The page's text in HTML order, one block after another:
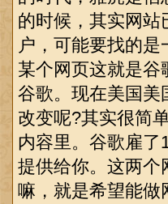
的时候，其实网
户，可能要找的
某个网页这就是
谷歌。现在美国美
改变呢?其实很简
内容里。谷歌雇
提供给你。这两个
嘛，就是希望能做